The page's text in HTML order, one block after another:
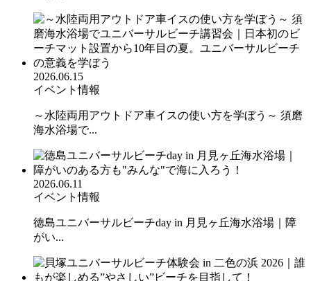
2026.06.15
イベント情報
～水陸両用アウトドア車イスの使い方を学ぼう～ 須磨
海水浴場で...
2026.06.11
イベント情報
徳島ユニバーサルビーチday in 月見ヶ丘海水浴場｜障
がい...